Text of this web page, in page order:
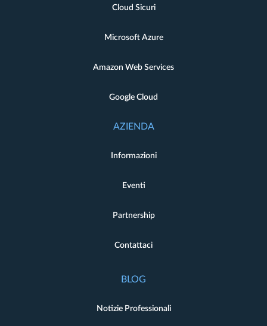
Cloud Sicuri
Microsoft Azure
Amazon Web Services
Google Cloud
AZIENDA
Informazioni
Eventi
Partnership
Contattaci
BLOG
Notizie Professionali